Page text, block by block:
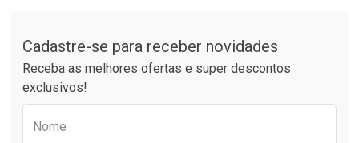
Laboratório
Por Menos Laboratório
Por Menos
Cadastre-se para receber novidades
Receba as melhores ofertas e super descontos
exclusivos!
Nome